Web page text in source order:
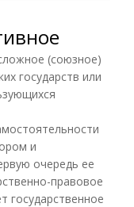
(союзное)
государств или
и
очередь ее
правовое
государственное